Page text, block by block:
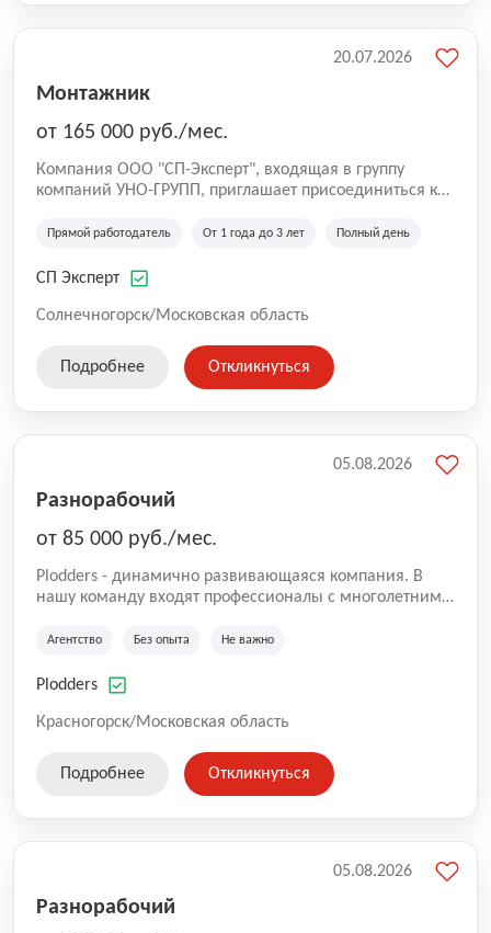
Монтажник
от 165 000 руб./мес.
Компания ООО "СП-Эксперт", входящая в группу
компаний УНО-ГРУПП, приглашает присоединиться к
работаем на рынке с 2005 года и оказываем комплекс
зданий из гибридных модульных блоков свободной
гибридно-модульного строительства.
Прямой работодатель От 1 года до 3 лет Полный день
СП Эксперт
Солнечногорск/Московская область
20.07.2026
Подробнее Откликнуться
Разнорабочий
от 85 000 руб./мес.
Plodders - динамично развивающаяся компания. В
нашу команду входят профессионалы с многолетним
на рынке аутсорсинга, а накопленный опыт позволяют
оказываемых услуг.
Агентство Без опыта Не важно
Plodders
Красногорск/Московская область
05.08.2026
Подробнее Откликнуться
Разнорабочий
05.08.2026